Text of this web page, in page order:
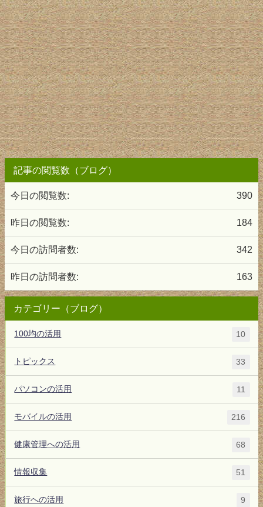
記事の閲覧数（ブログ）
390
今日の閲覧数:
184
昨日の閲覧数:
342
今日の訪問者数:
163
昨日の訪問者数:
カテゴリー（ブログ）
100均の活用 10
トピックス 33
パソコンの活用 11
モバイルの活用 216
健康管理への活用 68
情報収集 51
旅行への活用 9